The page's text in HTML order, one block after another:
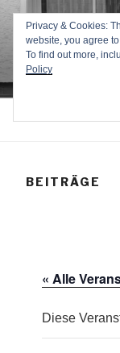
Zum
Inhalt
springen
BEITRÄGE
« Alle
Diese
Privacy & Cookies:
website, you agree
To find out more,
Policy